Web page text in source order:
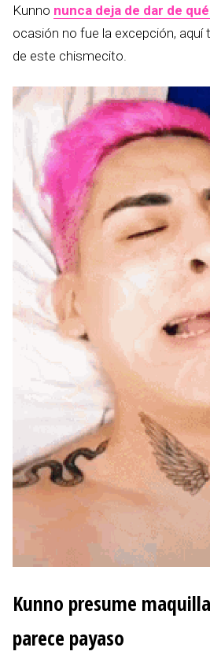
Kunno nunca deja de dar de
ocasión no fue la excepción,
de este chismecito.
Kunno presume
parece payaso